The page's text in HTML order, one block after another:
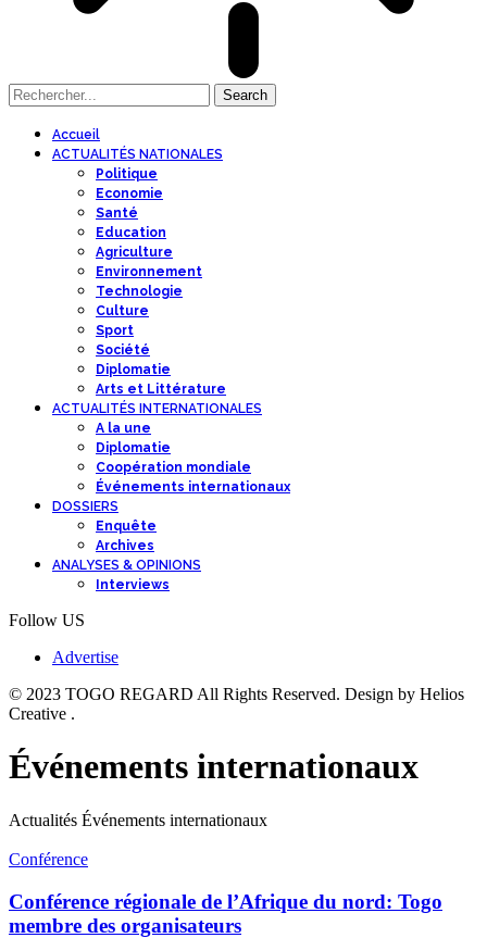
Accueil
ACTUALITÉS NATIONALES
Politique
Economie
Santé
Education
Agriculture
Environnement
Technologie
Culture
Sport
Société
Diplomatie
Arts et Littérature
ACTUALITÉS INTERNATIONALES
A la une
Diplomatie
Coopération mondiale
Événements internationaux
DOSSIERS
Enquête
Archives
ANALYSES & OPINIONS
Interviews
Follow US
Advertise
© 2023 TOGO REGARD All Rights Reserved. Design by Helios
Creative .
Événements internationaux
Actualités Événements internationaux
Conférence
Conférence régionale de l’Afrique du nord: Togo
membre des organisateurs